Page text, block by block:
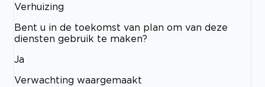
Verhuizing
Bent u in de toekomst van plan om van deze
diensten gebruik te maken?
Ja
Verwachting waargemaakt